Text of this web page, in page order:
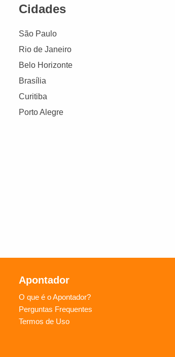
Cidades
São Paulo
Rio de Janeiro
Belo Horizonte
Brasília
Curitiba
Porto Alegre
Apontador
O que é o Apontador?
Perguntas Frequentes
Termos de Uso